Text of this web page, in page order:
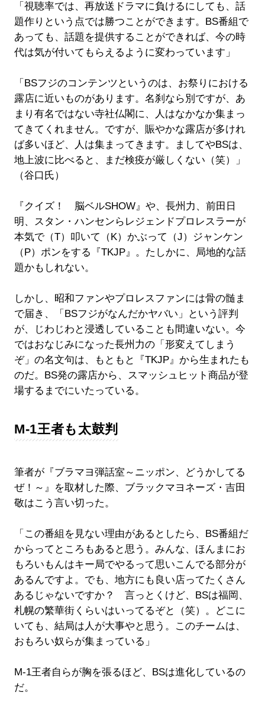
「視聴率では、再放送ドラマに負けるにしても、話
題作りという点では勝つことができます。BS番組で
あっても、話題を提供することができれば、今の時
代は気が付いてもらえるように変わっています」
「BSフジのコンテンツというのは、お祭りにおける
露店に近いものがあります。名刹なら別ですが、あ
まり有名ではない寺社仏閣に、人はなかなか集まっ
てきてくれません。ですが、賑やかな露店が多けれ
ば多いほど、人は集まってきます。ましてやBSは、
地上波に比べると、まだ検疫が厳しくない（笑）」
（谷口氏）
『クイズ！ 脳ベルSHOW』や、長州力、前田日
明、スタン・ハンセンらレジェンドプロレスラーが
本気で（T）叩いて（K）かぶって（J）ジャンケン
（P）ポンをする『TKJP』。たしかに、局地的な話
題かもしれない。
しかし、昭和ファンやプロレスファンには骨の髄ま
で届き、「BSフジがなんだかヤバい」という評判
が、じわじわと浸透していることも間違いない。今
ではおなじみになった長州力の「形変えてしまう
ぞ」の名文句は、もともと『TKJP』から生まれたも
のだ。BS発の露店から、スマッシュヒット商品が登
場するまでにいたっている。
M-1王者も太鼓判
筆者が『ブラマヨ弾話室～ニッポン、どうかしてる
ぜ！～』を取材した際、ブラックマヨネーズ・吉田
敬はこう言い切った。
「この番組を見ない理由があるとしたら、BS番組だ
からってところもあると思う。みんな、ほんまにお
もろいもんはキー局でやるって思いこんでる部分が
あるんですよ。でも、地方にも良い店ってたくさん
あるじゃないですか？ 言っとくけど、BSは福岡、
札幌の繁華街くらいはいってるぞと（笑）。どこに
いても、結局は人が大事やと思う。このチームは、
おもろい奴らが集まっている」
M-1王者自らが胸を張るほど、BSは進化しているの
だ。